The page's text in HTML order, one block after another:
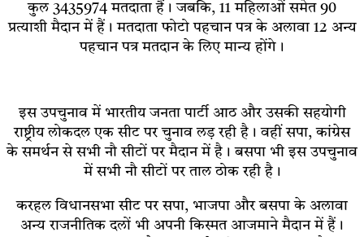
कुल 3435974 मतदाता हैं। जबकि, 11 महिलाओं समेत 90
प्रत्याशी मैदान में हैं। मतदाता फोटो पहचान पत्र के अलावा 12 अन्य
पहचान पत्र मतदान के लिए मान्य होंगे।
इस उपचुनाव में भारतीय जनता पार्टी आठ और उसकी सहयोगी
राष्ट्रीय लोकदल एक सीट पर चुनाव लड़ रही है। वहीं सपा, कांग्रेस
के समर्थन से सभी नौ सीटों पर मैदान में है। बसपा भी इस उपचुनाव
में सभी नौ सीटों पर ताल ठोक रही है।
करहल विधानसभा सीट पर सपा, भाजपा और बसपा के अलावा
अन्य राजनीतिक दलों भी अपनी किस्मत आजमाने मैदान में हैं।